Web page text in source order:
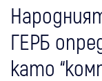
ГЕРБ
като